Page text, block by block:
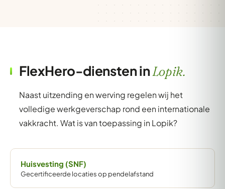
FlexHero-diensten inLopik.
Naast uitzending en werving regelen wij het
volledige werkgeverschap rond een internationale
vakkracht. Wat is van toepassing in Lopik?
Huisvesting (SNF)
Gecertificeerde locaties op pendelafstand